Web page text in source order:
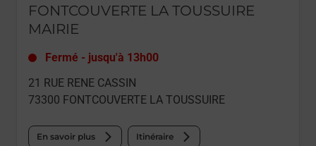
FONTCOUVERTE LA TOUSSUIRE
MAIRIE
Fermé - jusqu'à 13h00
21 RUE RENE CASSIN
73300 FONTCOUVERTE LA TOUSSUIRE
En savoir plus Itinéraire